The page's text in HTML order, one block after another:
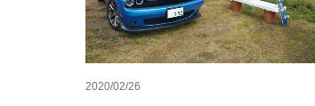
2020/02/26